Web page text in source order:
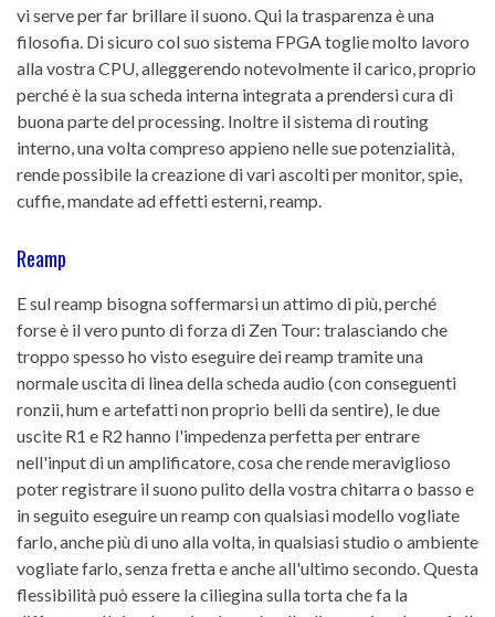
vi serve per far brillare il suono. Qui la trasparenza è una
filosofia. Di sicuro col suo sistema FPGA toglie molto lavoro
alla vostra CPU, alleggerendo notevolmente il carico, proprio
perché è la sua scheda interna integrata a prendersi cura di
buona parte del processing. Inoltre il sistema di routing
interno, una volta compreso appieno nelle sue potenzialità,
rende possibile la creazione di vari ascolti per monitor, spie,
cuffie, mandate ad effetti esterni, reamp.
Reamp
E sul reamp bisogna soffermarsi un attimo di più, perché
forse è il vero punto di forza di Zen Tour: tralasciando che
troppo spesso ho visto eseguire dei reamp tramite una
normale uscita di linea della scheda audio (con conseguenti
ronzii, hum e artefatti non proprio belli da sentire), le due
uscite R1 e R2 hanno l'impedenza perfetta per entrare
nell'input di un amplificatore, cosa che rende meraviglioso
poter registrare il suono pulito della vostra chitarra o basso e
in seguito eseguire un reamp con qualsiasi modello vogliate
farlo, anche più di uno alla volta, in qualsiasi studio o ambiente
vogliate farlo, senza fretta e anche all'ultimo secondo. Questa
flessibilità può essere la ciliegina sulla torta che fa la